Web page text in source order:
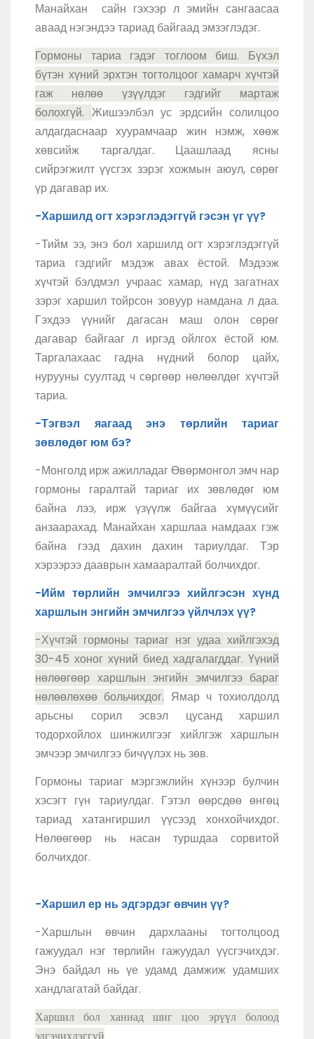
Манайхан сайн гэхээр л эмийн сангаасаа
аваад нэгэндээ тариад байгаад эмзэглэдэг.
Гормоны тариа гэдэг тоглоом биш. Бүхэл
бүтэн хүний эрхтэн тогтолцоог хамарч хүчтэй
гаж нөлөө үзүүлдэг гэдгийг мартаж
болохгүй. Жишээлбэл ус эрдсийн солилцоо
алдагдаснаар хуурамчаар жин нэмж, хөөж
хөвсийж таргалдаг. Цаашлаад ясны
сийрэгжилт үүсгэх зэрэг хожмын аюул, сөрөг
үр дагавар их.
-Харшилд огт хэрэглэдэггүй гэсэн үг үү?
-Тийм ээ, энэ бол харшилд огт хэрэглэдэггүй
тариа гэдгийг мэдэж авах ёстой. Мэдээж
хүчтэй бэлдмэл учраас хамар, нүд загатнах
зэрэг харшил тойрсон зовуур намдана л даа.
Гэхдээ үүнийг дагасан маш олон сөрөг
дагавар байгааг л иргэд ойлгох ёстой юм.
Таргалахаас гадна нүдний болор цайх,
нурууны суултад ч сөргөөр нөлөөлдөг хүчтэй
тариа.
-Тэгвэл яагаад энэ төрлийн тариаг
зөвлөдөг юм бэ?
-Монголд ирж ажилладаг Өвөрмонгол эмч нар
гормоны гаралтай тариаг их зөвлөдөг юм
байна лээ, ирж үзүүлж байгаа хүмүүсийг
анзаарахад. Манайхан харшлаа намдаах гэж
байна гээд дахин дахин тариулдаг. Тэр
хэрээрээ дааврын хамааралтай болчихдог.
-Ийм төрлийн эмчилгээ хийлгэсэн хүнд
харшлын энгийн эмчилгээ үйлчлэх үү?
-Хүчтэй гормоны тариаг нэг удаа хийлгэхэд
30-45 хоног хүний биед хадгалагддаг. Үүний
нөлөөгөөр харшлын энгийн эмчилгээ бараг
нөлөөлөхөө больчихдог. Ямар ч тохиолдолд
арьсны сорил эсвэл цусанд харшил
тодорхойлох шинжилгээг хийлгэж харшлын
эмчээр эмчилгээ бичүүлэх нь зөв.
Гормоны тариаг мэргэжлийн хүнээр булчин
хэсэгт гүн тариулдаг. Гэтэл өөрсдөө өнгөц
тариад хатангиршил үүсээд хонхойчихдог.
Нөлөөгөөр нь насан туршдаа сорвитой
болчихдог.
-Харшил ер нь эдгэрдэг өвчин үү?
-Харшлын өвчин дархлааны тогтолцоод
гажуудал нэг төрлийн гажуудал үүсгэчихдэг.
Энэ байдал нь үе удамд дамжиж удамших
хандлагатай байдаг.
Харшил бол ханиад шиг цоо эрүүл болоод
эдгэчихдэггүй